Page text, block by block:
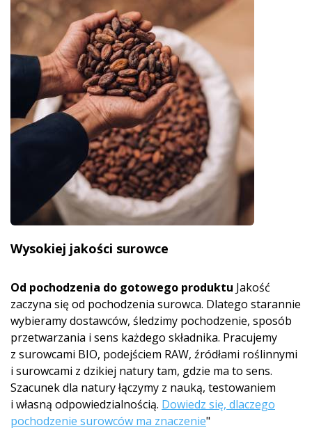
Wysokiej jakości surowce
Od pochodzenia do gotowego produktu Jakość
zaczyna się od pochodzenia surowca. Dlatego starannie
wybieramy dostawców, śledzimy pochodzenie, sposób
przetwarzania i sens każdego składnika. Pracujemy
z surowcami BIO, podejściem RAW, źródłami roślinnymi
i surowcami z dzikiej natury tam, gdzie ma to sens.
Szacunek dla natury łączymy z nauką, testowaniem
i własną odpowiedzialnością. Dowiedz się, dlaczego
pochodzenie surowców ma znaczenie"